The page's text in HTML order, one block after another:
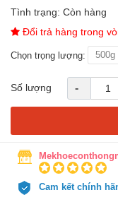
mà
học
Dành
Dành
Đồ
dùng
trong
nhà
Tình trạng: Còn hàng
Đổi trả hàng trong
Chọn trọng lượng: 500g
Số lượng -
Cam kết chính